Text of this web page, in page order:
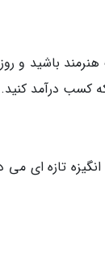
باشید و
کسب درآمد کنید.
تازه ای می